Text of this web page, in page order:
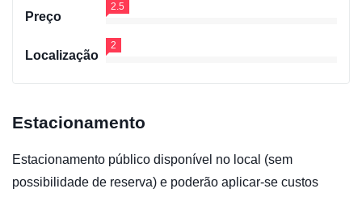
Preço
2.5
Localização
2
Estacionamento
Estacionamento público disponível no local (sem
possibilidade de reserva) e poderão aplicar-se custos